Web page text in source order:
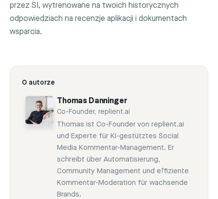
przez SI, wytrenowane na twoich historycznych
odpowiedziach na recenzje aplikacji i dokumentach
wsparcia.
O autorze
Thomas Danninger
Co-Founder, replient.ai
Thomas ist Co-Founder von replient.ai
und Experte für KI-gestütztes Social
Media Kommentar-Management. Er
schreibt über Automatisierung,
Community Management und effiziente
Kommentar-Moderation für wachsende
Brands.